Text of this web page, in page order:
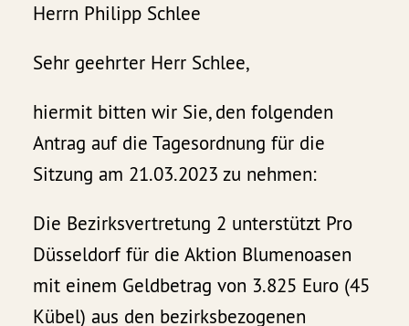
Herrn Philipp Schlee
Sehr geehrter Herr Schlee,
hiermit bitten wir Sie, den folgenden
Antrag auf die Tagesordnung für die
Sitzung am 21.03.2023 zu nehmen:
Die Bezirksvertretung 2 unterstützt Pro
Düsseldorf für die Aktion Blumenoasen
mit einem Geldbetrag von 3.825 Euro (45
Kübel) aus den bezirksbezogenen